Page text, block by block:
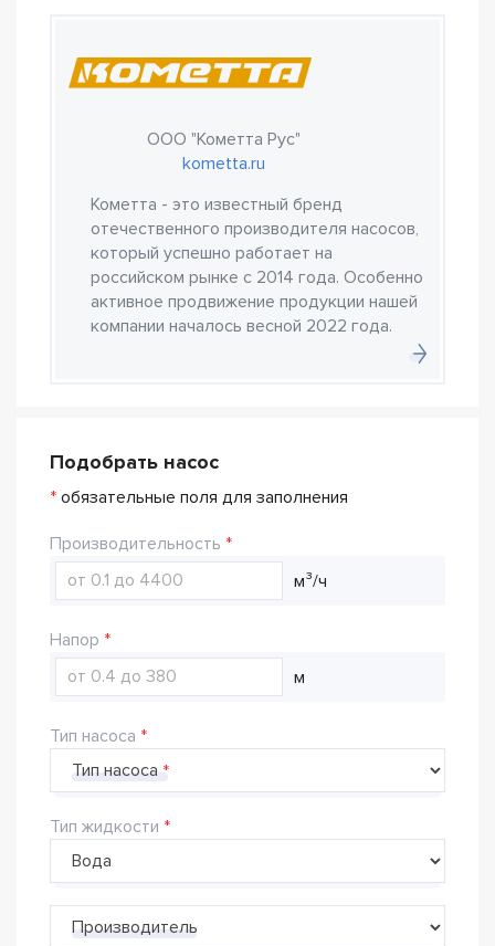
ООО "Кометта Рус"
kometta.ru
Кометта - это известный бренд
отечественного производителя насосов,
который успешно работает на
российском рынке с 2014 года. Особенно
активное продвижение продукции нашей
компании началось весной 2022 года.
Подобрать насос
* обязательные поля для заполнения
Производительность
м³/ч
Напор
м
Тип насоса
Тип насоса
Тип жидкости
Производитель